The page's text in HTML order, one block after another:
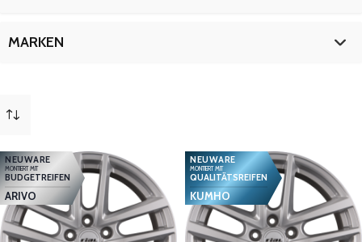
MARKEN
NEUWARE
MONTIERT MIT
BUDGETREIFEN
ARIVO
NEUWARE
MONTIERT MIT
QUALITÄTSREIFEN
KUMHO